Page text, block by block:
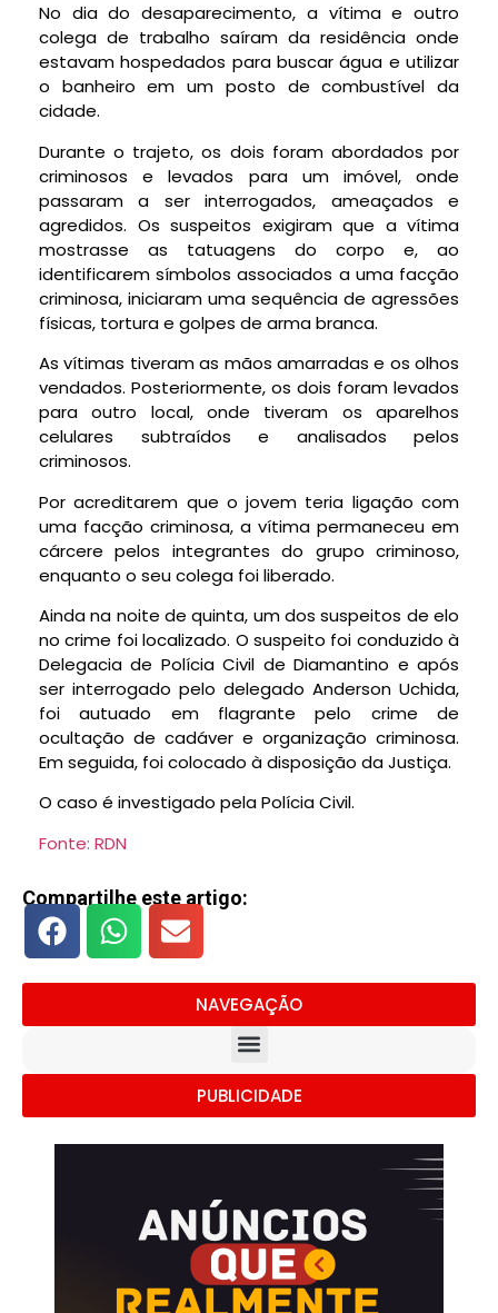
No dia do desaparecimento, a vítima e outro
colega de trabalho saíram da residência onde
estavam hospedados para buscar água e utilizar
o banheiro em um posto de combustível da
cidade.
Durante o trajeto, os dois foram abordados por
criminosos e levados para um imóvel, onde
passaram a ser interrogados, ameaçados e
agredidos. Os suspeitos exigiram que a vítima
mostrasse as tatuagens do corpo e, ao
identificarem símbolos associados a uma facção
criminosa, iniciaram uma sequência de agressões
físicas, tortura e golpes de arma branca.
As vítimas tiveram as mãos amarradas e os olhos
vendados. Posteriormente, os dois foram levados
para outro local, onde tiveram os aparelhos
celulares subtraídos e analisados pelos
criminosos.
Por acreditarem que o jovem teria ligação com
uma facção criminosa, a vítima permaneceu em
cárcere pelos integrantes do grupo criminoso,
enquanto o seu colega foi liberado.
Ainda na noite de quinta, um dos suspeitos de elo
no crime foi localizado. O suspeito foi conduzido à
Delegacia de Polícia Civil de Diamantino e após
ser interrogado pelo delegado Anderson Uchida,
foi autuado em flagrante pelo crime de
ocultação de cadáver e organização criminosa.
Em seguida, foi colocado à disposição da Justiça.
O caso é investigado pela Polícia Civil.
Fonte: RDN
Compartilhe este artigo:
NAVEGAÇÃO
PUBLICIDADE